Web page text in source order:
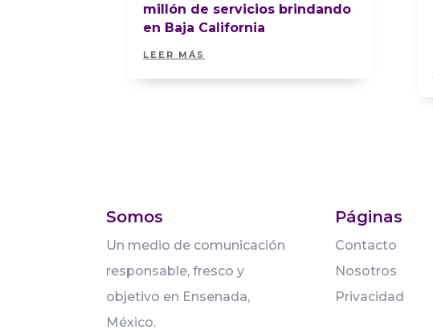
millón de servicios brindando
en Baja California
LEER MÁS
Somos
Un medio de comunicación
responsable, fresco y
objetivo en Ensenada,
México.
Páginas
Contacto
Nosotros
Privacidad